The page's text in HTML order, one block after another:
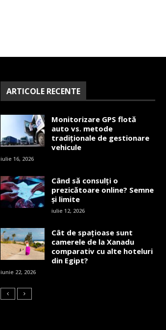
ARTICOLE RECENTE
Monitorizare GPS flotă
auto vs. metode
tradiționale de gestionare
vehicule
iulie 16, 2026
Când să consulți o
prezicătoare online? Semne
și limite
iulie 12, 2026
Cât de spațioase sunt
camerele de la Xanadu
comparativ cu alte hoteluri
din Egipt?
iunie 22, 2026